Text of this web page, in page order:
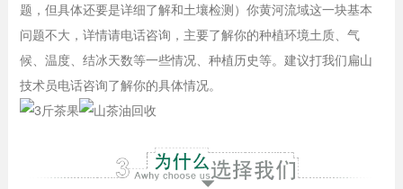
题，但具体还要是详细了解和土壤检测）你黄河流域这一块基本
问题不大，详情请电话咨询，主要了解你的种植环境土质、气
候、温度、结冰天数等一些情况、种植历史等。建议打我们扁山
技术员电话咨询了解你的具体情况。